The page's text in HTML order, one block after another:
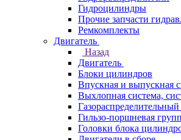
Гидроцилиндры
Прочие запчасти
Ремкомплекты
Двигатель
Назад
Двигатель
Блоки цилиндров
Впускная и выпускная
Выхлопная система,
Гильзо-поршневая
Головки блока